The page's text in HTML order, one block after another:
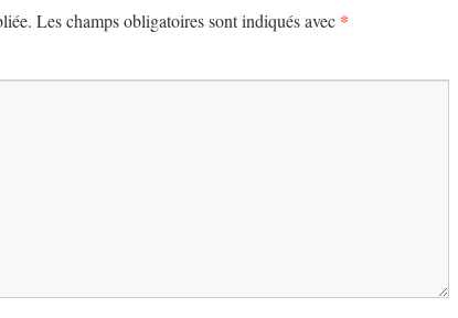
Les champs obligatoires sont indiqués avec *